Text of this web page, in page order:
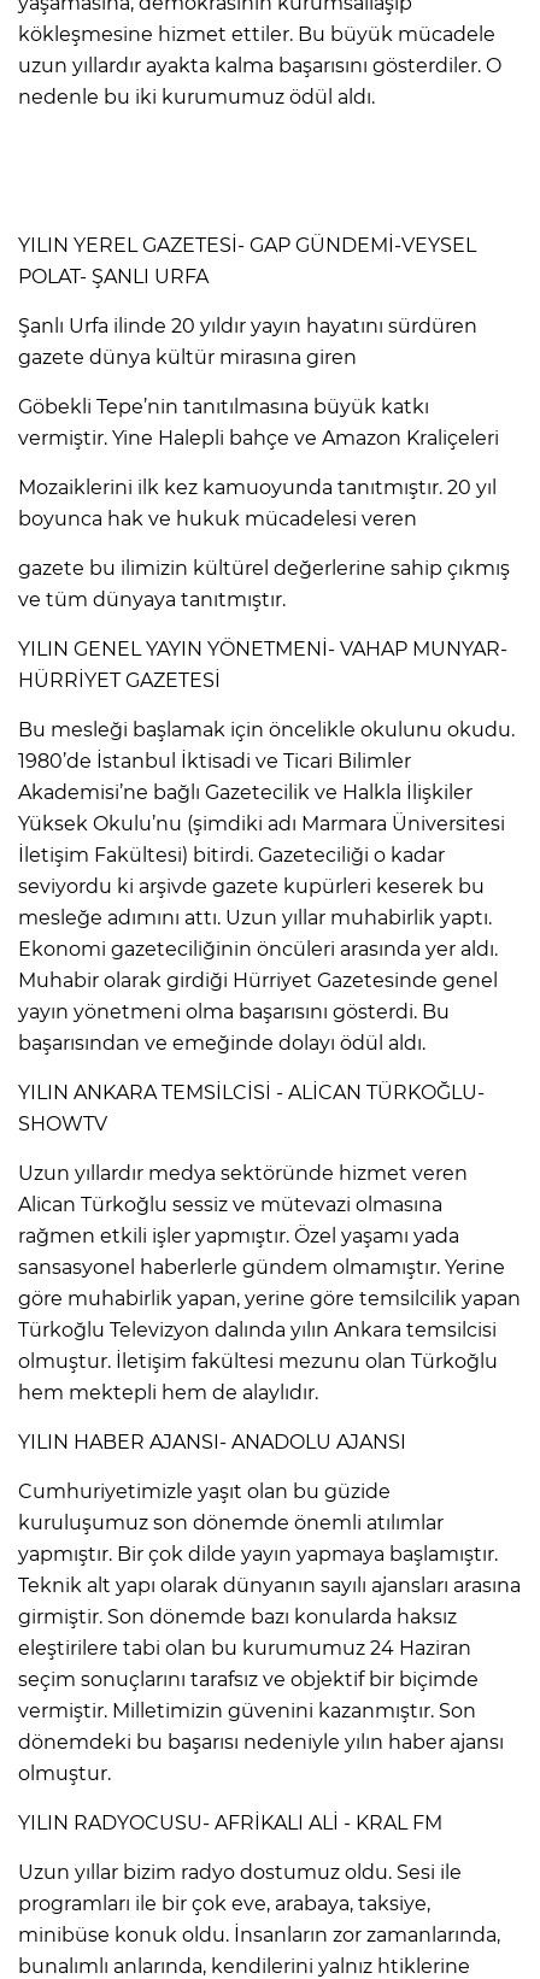
kökleşmesine hizmet ettiler. Bu büyük mücadele
uzun yıllardır ayakta kalma başarısını gösterdiler. O
nedenle bu iki kurumumuz ödül aldı.
YILIN YEREL GAZETESİ- GAP GÜNDEMİ-VEYSEL
POLAT- ŞANLI URFA
Şanlı Urfa ilinde 20 yıldır yayın hayatını sürdüren
gazete dünya kültür mirasına giren
Göbekli Tepe’nin tanıtılmasına büyük katkı
vermiştir. Yine Halepli bahçe ve Amazon Kraliçeleri
Mozaiklerini ilk kez kamuoyunda tanıtmıştır. 20 yıl
boyunca hak ve hukuk mücadelesi veren
gazete bu ilimizin kültürel değerlerine sahip çıkmış
ve tüm dünyaya tanıtmıştır.
YILIN GENEL YAYIN YÖNETMENİ- VAHAP MUNYAR-
HÜRRİYET GAZETESİ
Bu mesleği başlamak için öncelikle okulunu okudu.
1980’de İstanbul İktisadi ve Ticari Bilimler
Akademisi’ne bağlı Gazetecilik ve Halkla İlişkiler
Yüksek Okulu’nu (şimdiki adı Marmara Üniversitesi
İletişim Fakültesi) bitirdi. Gazeteciliği o kadar
seviyordu ki arşivde gazete kupürleri keserek bu
mesleğe adımını attı. Uzun yıllar muhabirlik yaptı.
Ekonomi gazeteciliğinin öncüleri arasında yer aldı.
Muhabir olarak girdiği Hürriyet Gazetesinde genel
yayın yönetmeni olma başarısını gösterdi. Bu
başarısından ve emeğinde dolayı ödül aldı.
YILIN ANKARA TEMSİLCİSİ - ALİCAN TÜRKOĞLU-
SHOWTV
Uzun yıllardır medya sektöründe hizmet veren
Alican Türkoğlu sessiz ve mütevazi olmasına
rağmen etkili işler yapmıştır. Özel yaşamı yada
sansasyonel haberlerle gündem olmamıştır. Yerine
göre muhabirlik yapan, yerine göre temsilcilik yapan
Türkoğlu Televizyon dalında yılın Ankara temsilcisi
olmuştur. İletişim fakültesi mezunu olan Türkoğlu
hem mektepli hem de alaylıdır.
YILIN HABER AJANSI- ANADOLU AJANSI
Cumhuriyetimizle yaşıt olan bu güzide
kuruluşumuz son dönemde önemli atılımlar
yapmıştır. Bir çok dilde yayın yapmaya başlamıştır.
Teknik alt yapı olarak dünyanın sayılı ajansları arasına
girmiştir. Son dönemde bazı konularda haksız
eleştirilere tabi olan bu kurumumuz 24 Haziran
seçim sonuçlarını tarafsız ve objektif bir biçimde
vermiştir. Milletimizin güvenini kazanmıştır. Son
dönemdeki bu başarısı nedeniyle yılın haber ajansı
olmuştur.
YILIN RADYOCUSU- AFRİKALI ALİ - KRAL FM
Uzun yıllar bizim radyo dostumuz oldu. Sesi ile
programları ile bir çok eve, arabaya, taksiye,
minibüse konuk oldu. İnsanların zor zamanlarında,
bunalımlı anlarında, kendilerini yalnız htiklerine